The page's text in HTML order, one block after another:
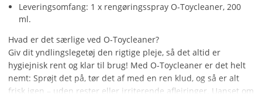
Leveringsomfang: 1 x rengøringsspray O-Toycleaner, 200
ml.
Hvad er det særlige ved O-Toycleaner?
Giv dit yndlingslegetøj den rigtige pleje, så det altid er
hygiejnisk rent og klar til brug! Med O-Toycleaner er det helt
nemt: Sprøjt det på, tør det af med en ren klud, og så er alt
frisk igen – uden rester eller irriterende aflejringer. Uanset om